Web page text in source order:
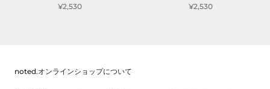
¥2,530
¥2,530
noted.オンラインショップについて